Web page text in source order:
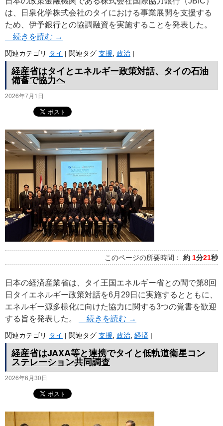
は、日泉化学株式会社のタイにおける事業展開を支援する
ため、伊予銀行との協調融資を実施することを発表した。
続きを読む →
関連カテゴリ タイ | 関連タグ 支援 政治 |
経産省はタイとエネルギー政策対話、タイの石油
備蓄で協力へ
2026年7月1日
このページの所要時間： 約 1分21秒
日本の経済産業省は、タイ王国エネルギー省との間で第8回
日タイエネルギー政策対話を6月29日に実施するとともに、
エネルギー源多様化に向けた協力に関する3つの覚書を歓迎
する旨を発表した。
続きを読む →
関連カテゴリ タイ | 関連タグ 支援, 政治, 経済 |
経産省はJAXA等と連携でタイと低軌道衛星コン
ステレーション共同調査
2026年6月30日